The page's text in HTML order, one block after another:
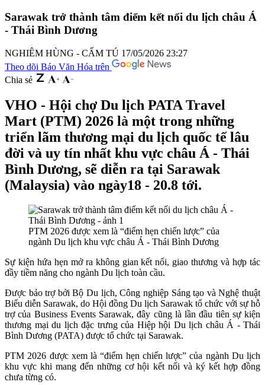
Sarawak trở thành tâm điểm kết nối du lịch châu Á
- Thái Bình Dương
NGHIÊM HÙNG - CẨM TÚ 17/05/2026 23:27
Theo dõi Báo Văn Hóa trên
Chia sẻ
VHO - Hội chợ Du lịch PATA Travel
Mart (PTM) 2026 là một trong những
triển lãm thương mại du lịch quốc tế lâu
đời và uy tín nhất khu vực châu Á - Thái
Bình Dương, sẽ diễn ra tại Sarawak
(Malaysia) vào ngày18 - 20.8 tới.
PTM 2026 được xem là “điểm hẹn chiến lược” của
ngành Du lịch khu vực châu Á - Thái Bình Dương
Sự kiện hứa hẹn mở ra không gian kết nối, giao thương và hợp tác
đầy tiềm năng cho ngành Du lịch toàn cầu.
Được bảo trợ bởi Bộ Du lịch, Công nghiệp Sáng tạo và Nghệ thuật
Biểu diễn Sarawak, do Hội đồng Du lịch Sarawak tổ chức với sự hỗ
trợ của Business Events Sarawak, đây cũng là lần đầu tiên sự kiện
thương mại du lịch đặc trưng của Hiệp hội Du lịch châu Á - Thái
Bình Dương (PATA) được tổ chức tại Sarawak.
PTM 2026 được xem là “điểm hẹn chiến lược” của ngành Du lịch
khu vực khi mang đến những cơ hội kết nối và ký kết hợp đồng
chưa từng có.